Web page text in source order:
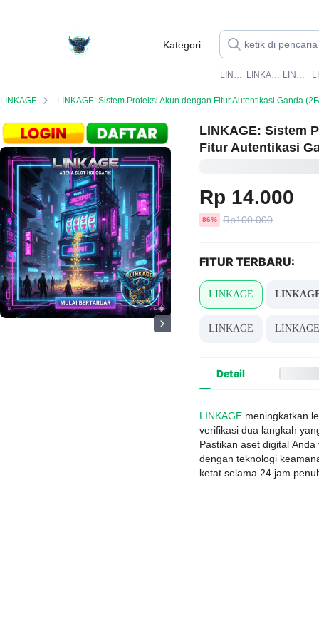
Kategori
LINKAGE SLOT LINKAGE ALTERNATIF LINKAGE GACOR
LINKAGE LINKAGE: Sistem Proteksi Akun dengan Fitur Autentikasi Ganda
LINKAGE: Sistem
Fitur Autentikasi
Rp 14.000
diskon
86%
Harga
Rp100.000
FITUR TERBARU:
LINKAGE
LINKAGE LINKAGE
Detail
LINKAGE meningkatkan
verifikasi dua langkah
Pastikan aset digital
dengan teknologi
ketat selama 24 jam